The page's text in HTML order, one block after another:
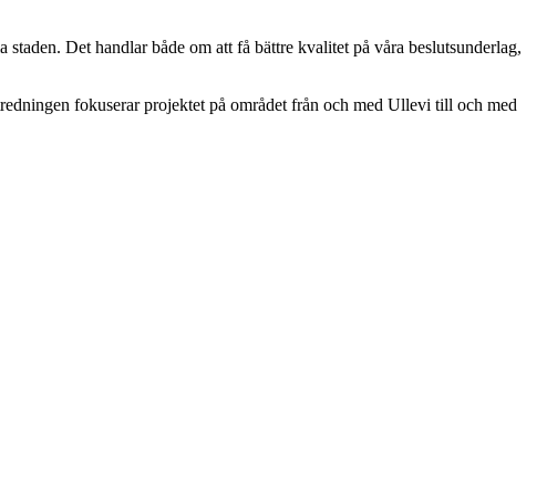
Det handlar både om att få bättre kvalitet på våra beslutsunderlag,
fokuserar projektet på området från och med Ullevi till och med